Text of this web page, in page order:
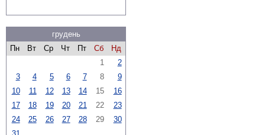
грудень
Пн
Вт Ср Чт Пт Сб
Нд
1
2
3
4 5 6 7 8
9
10
11 12 13 14 15
16
17
18 19 20 21 22
23
24
25 26 27 28 29
30